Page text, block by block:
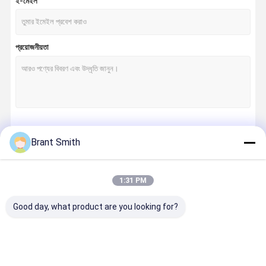
প্রয়োজনীয়তা
Brant Smith
1:31 PM
Good day, what product are you looking for?